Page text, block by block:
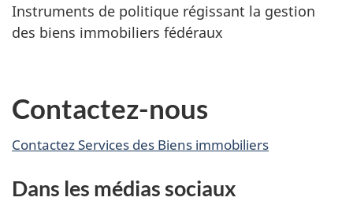
Instruments de politique régissant la gestion
des biens immobiliers fédéraux
E
n
v
Contactez-nous
Contactez Services des Biens immobiliers
Dans les médias sociaux